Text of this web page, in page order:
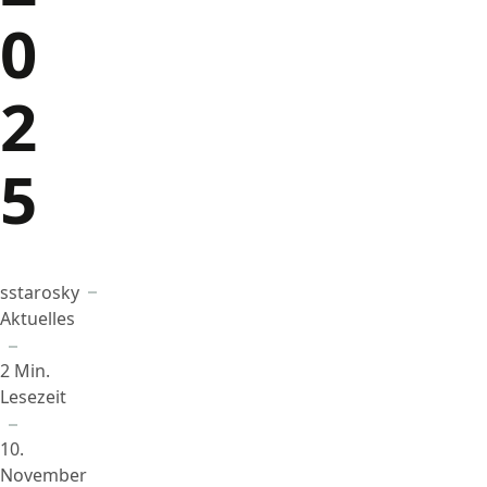
0
2
5
Beigetragen von
sstarosky
in
Aktuelles
2 Min.
Lesezeit
10.
November